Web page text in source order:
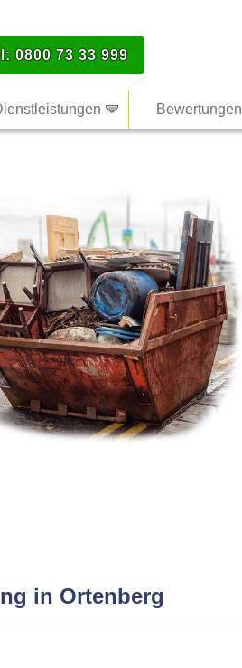
0800 73 33 999
Bewertungen
in Ortenberg